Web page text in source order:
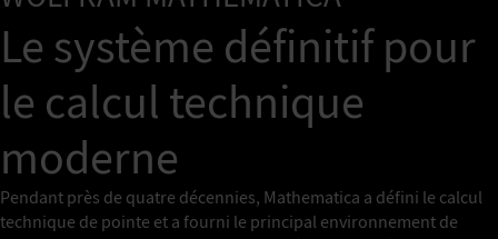
Le système définitif pour
le calcul technique
moderne
Pendant près de quatre décennies, Mathematica a défini le calcul
technique de pointe et a fourni le principal environnement de